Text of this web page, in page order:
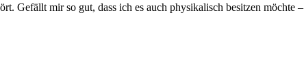
Gefällt mir so gut, dass ich es auch physikalisch besitzen möchte